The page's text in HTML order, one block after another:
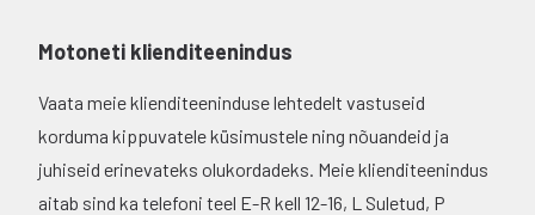
Motoneti klienditeenindus
Vaata meie klienditeeninduse lehtedelt vastuseid
korduma kippuvatele küsimustele ning nõuandeid ja
juhiseid erinevateks olukordadeks. Meie klienditeenindus
aitab sind ka telefoni teel E-R kell 12-16, L Suletud, P